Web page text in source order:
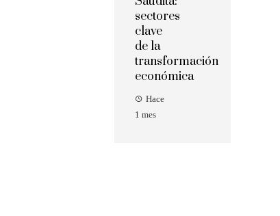
sectores
clave
de la
transformación
económica
Hace
1 mes